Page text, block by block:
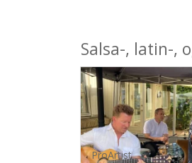
Salsa-, latin-,
ProArtist